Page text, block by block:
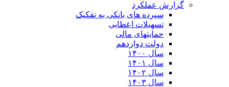
گزارش عملکرد
سپرده های بانکی به تفکیک
تسهیلات اعطایی
حمایتهای مالی
دولت دوازدهم
سال ۱۴۰۰
سال ۱۴۰۱
سال ۱۴۰۲
سال ۱۴۰۳